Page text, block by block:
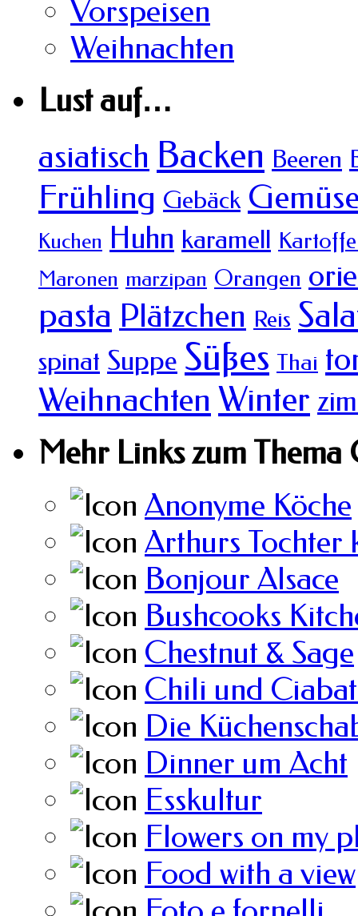
Vorspeisen
Weihnachten
Lust auf…
asiatisch Backen Beeren
Frühling Gebäck
Kuchen Huhn karamell
Maronen marzipan Orangen
pasta Plätzchen Reis
spinat Suppe Süßes Thai
Weihnachten Winter
Mehr Links zum Thema
Anonyme Köche
Arthurs Tochter
Bonjour Alsace
Bushcooks
Chestnut & Sage
Chili und
Die
Dinner um Acht
Esskultur
Flowers on my
Food with a view